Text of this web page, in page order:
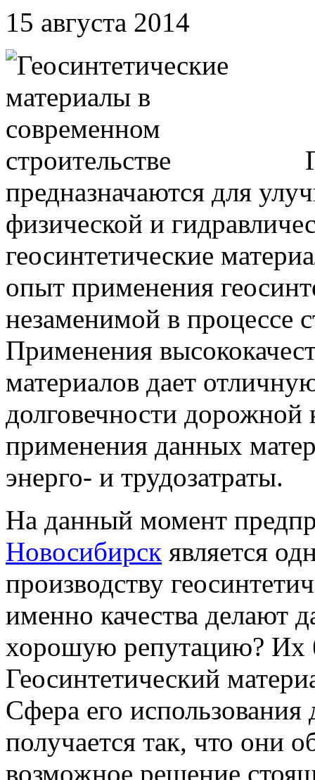
15 августа 2014
предназначаются для
физической и
геосинтетические
опыт применения
незаменимой в процессе
Применения
материалов дает
долговечности дорожной
применения данных
энерго- и трудозатраты.
На данный момент
Новосибирск является
производству
именно качества делают
хорошую репутацию? Их
Геосинтетический
Сфера его
получается так, что они
возможное решение